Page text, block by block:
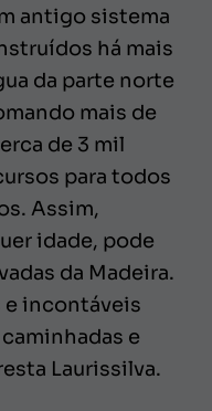
antigo sistema
há mais
da parte norte
mais de
de 3 mil
para todos
Assim,
idade, pode
da Madeira.
e incontáveis
e
Laurissilva.